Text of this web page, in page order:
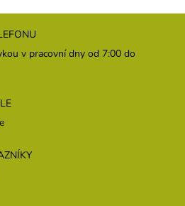
v pracovní dny od 7:00 do